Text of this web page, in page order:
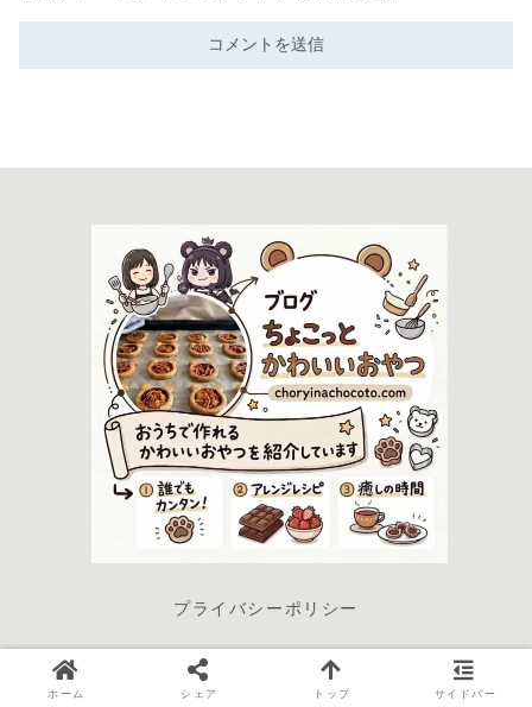
プライバシーポリシー
© 2022-2026 ちょこっと かわいいおやつ.
ホーム シェア トップ サイドバー